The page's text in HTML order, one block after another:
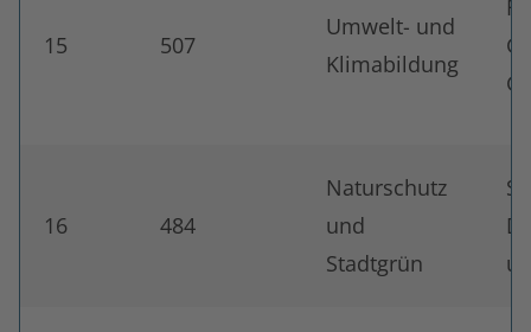
15 507
Umwelt- und
Klimabildung
16 484
Naturschutz
und
Stadtgrün